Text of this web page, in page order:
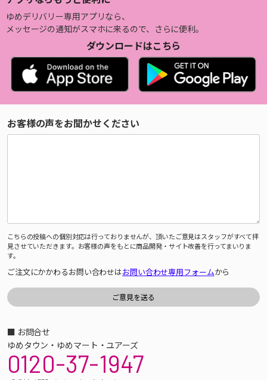
ゆめデリバリー専用アプリなら、
メッセージの通知がスマホに来るので、さらに便利。
ダウンロードはこちら
お客様の声をお聞かせください
こちらの投稿への個別対応は行っておりませんが、頂いたご意見はスタッフがすべて拝
見させていただきます。お客様の声をもとに商品開発・サイト改善を行ってまいりま
す。
ご注文にかかわるお問い合わせはお問い合わせ専用フォームから
■ お問合せ
ゆめタウン・ゆめマート・ユアーズ
0120-37-1947